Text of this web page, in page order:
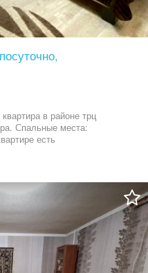
в районе трц
Спальные места:
есть
заезд и поздний
от дня недели и